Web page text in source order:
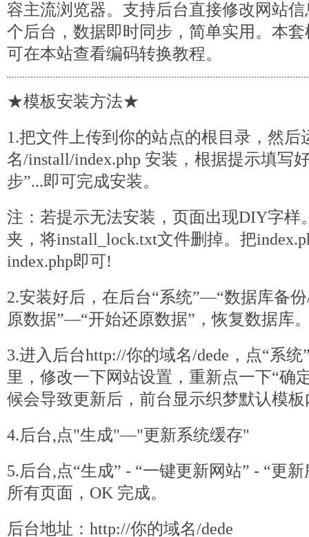
容主流浏览器。支持后台直接修改网站
个后台，数据即时同步，简单实用。本
可在本站查看编码转换教程。
★模板安装方法★
1.把文件上传到你的站点的根目录，然后
名/install/index.php 安装，根据提示填写
步”...即可完成安装。
注：若提示无法安装，页面出现DIY字样
夹，将install_lock.txt文件删掉。把
index.php即可!
2.安装好后，在后台“系统”—“数据库备
原数据”—“开始还原数据”，恢复数据库
3.进入后台http://你的域名/dede，点“系
里，修改一下网站设置，重新点一下“确
候会导致更新后，前台显示织梦默认模
4.后台,点"生成"—"更新系统缓存"
5.后台,点“生成” - “一键更新网站” - “更
所有页面，OK 完成。
后台地址：http://你的域名/dede